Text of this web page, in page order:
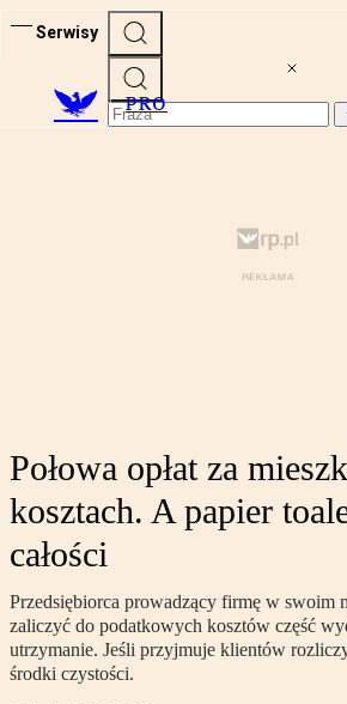
Serwisy
PRO
Połowa opłat za
kosztach. A papier
całości
Przedsiębiorca prowadzący firmę w swoim
zaliczyć do podatkowych kosztów część
utrzymanie. Jeśli przyjmuje klientów
środki czystości.